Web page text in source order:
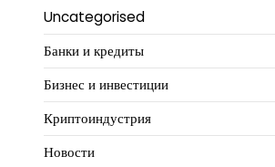
Uncategorised
Банки и кредиты
Бизнес и инвестиции
Криптоиндустрия
Новости